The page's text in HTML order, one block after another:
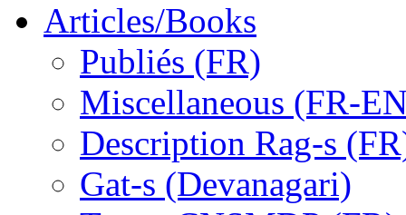
Articles/Books
Publiés (FR)
Miscellaneous (FR-
Description Rag-s
Gat-s (Devanagari)